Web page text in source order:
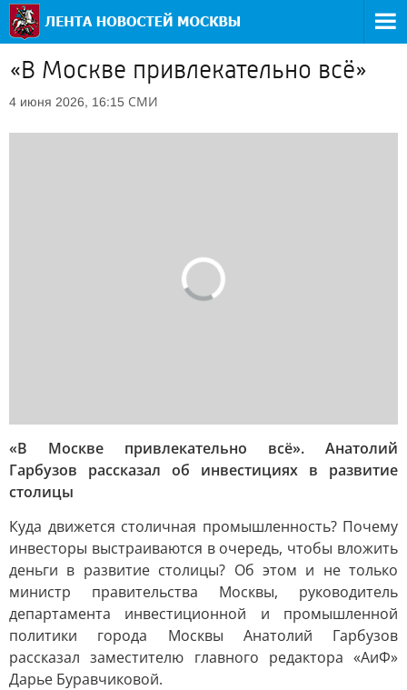
«В Москве привлекательно всё»
4 июня 2026, 16:15 СМИ
«В Москве привлекательно всё». Анатолий
Гарбузов рассказал об инвестициях в развитие
столицы
Куда движется столичная промышленность? Почему
инвесторы выстраиваются в очередь, чтобы вложить
деньги в развитие столицы? Об этом и не только
министр правительства Москвы, руководитель
департамента инвестиционной и промышленной
политики города Москвы Анатолий Гарбузов
рассказал заместителю главного редактора «АиФ»
Дарье Буравчиковой.